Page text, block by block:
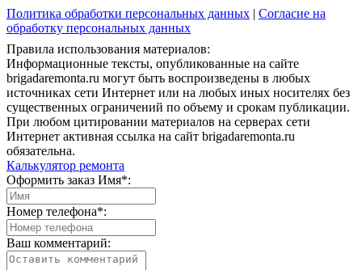
Политика обработки персональных данных | Согласие на
обработку персональных данных
Правила использования материалов:
Информационные тексты, опубликованные на сайте
brigadaremonta.ru могут быть воспроизведены в любых
источниках сети Интернет или на любых иных носителях без
существенных ограничений по объему и срокам публикации.
При любом цитировании материалов на серверах сети
Интернет активная ссылка на сайт brigadaremonta.ru
обязательна.
Калькулятор ремонта
Оформить заказ Имя*:
Номер телефона*:
Ваш комментарий: